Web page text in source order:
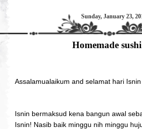
Sunday, January 23,
Homemade
Assalamualaikum and selamat hari Isnin
Isnin bermaksud kena bangun awal
Isnin! Nasib baik minggu nih minggu